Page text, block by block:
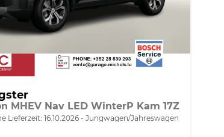
MHEV Nav LED WinterP Kam 17Z
Lieferzeit: 16.10.2026 Jungwagen/Jahreswagen